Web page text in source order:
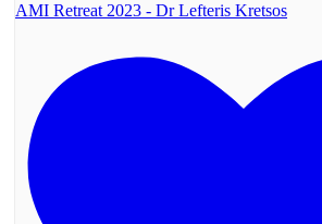
AMI Retreat 2023 - Dr Lefteris Kretsos